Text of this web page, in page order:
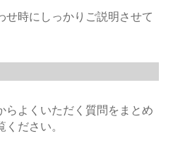
せ時にしっかりご説明させて
らよくいただく質問をまとめ
ださい。